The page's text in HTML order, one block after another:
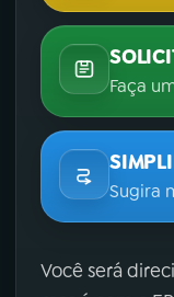
Faça
Sugira
Você será